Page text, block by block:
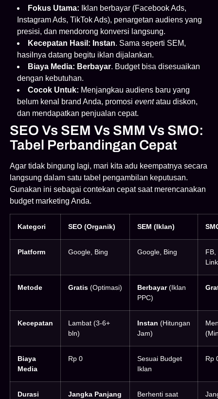
Fokus Utama: Iklan berbayar (Facebook Ads,
Instagram Ads, TikTok Ads), penargetan audiens yang
presisi, dan mendorong konversi langsung.
Kecepatan Hasil: Instan. Sama seperti SEM,
hasilnya datang begitu iklan dijalankan.
Biaya Media: Berbayar. Budget bisa disesuaikan
dengan kebutuhan.
Cocok Untuk: Menjangkau audiens baru yang
belum kenal brand Anda, promosi eventatau diskon,
dan mendapatkan penjualan cepat.
SEO Vs SEM Vs SMM Vs SMO:
Tabel Perbandingan Cepat
Agar tidak bingung lagi, mari kita adu keempatnya secara
langsung dalam satu tabel pengambilan keputusan.
Gunakan ini sebagai contekan cepat saat merencanakan
budget marketing Anda.
Kategori SEO (Organik) SEM (Iklan)
Platform Google, Bing Google, Bing
FB,
Metode Gratis (Optimasi) Berbayar(Iklan
PPC)
Kecepatan
Lambat (3-6+
bln)
Instan (Hitungan
Jam)
Biaya
Media
Rp 0
Sesuai Budget
Iklan
Rp
Durasi
Jangka Panjang
Berhenti saat